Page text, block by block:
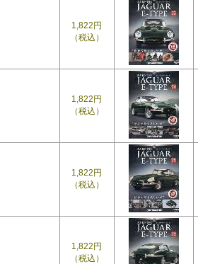
1,822円
（税込）
1,822円
（税込）
1,822円
（税込）
1,822円
（税込）